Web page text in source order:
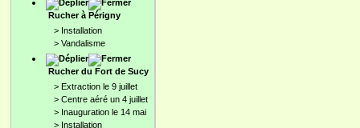
Rucher à Périgny
> Installation
> Vandalisme
Rucher du Fort de Sucy
> Extraction le 9 juillet
> Centre aéré un 4 juillet
> Inauguration le 14 mai
> Installation